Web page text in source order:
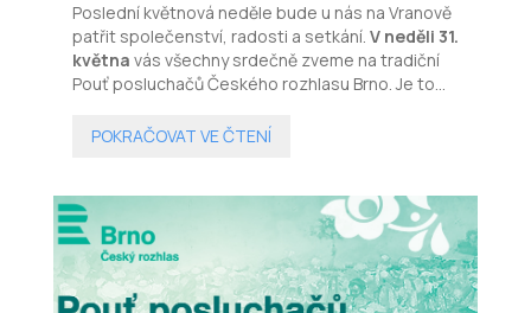
Poslední květnová neděle bude u nás na Vranově
patřit společenství, radosti a setkání. V neděli 31.
května vás všechny srdečně zveme na tradiční
Pouť posluchačů Českého rozhlasu Brno. Je to
s naším poutním místem a vytvoří
POKRAČOVAT VE ČTENÍ